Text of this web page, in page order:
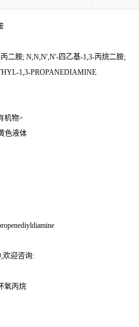
二胺; N,N,N',N'-四乙基-1,3-丙烷二胺;
1,3-PROPANEDIAMINE
机物>
色液体
欢迎咨询:
氧丙烷